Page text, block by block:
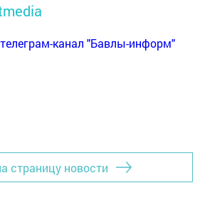
телеграм-канал "Бавлы-информ"
страницу новости